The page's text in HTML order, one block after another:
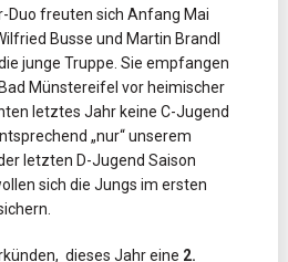
Duo freuten sich Anfang Mai
Busse und Martin Brandl
junge Truppe. Sie empfangen
Münstereifel vor heimischer
letztes Jahr keine C-Jugend
„nur“ unserem
letzten D-Jugend Saison
sich die Jungs im ersten
dieses Jahr eine 2.